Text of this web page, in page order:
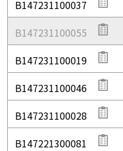
B147231100037
B147231100055
B147231100019
B147231100046
B147231100028
B147221300081